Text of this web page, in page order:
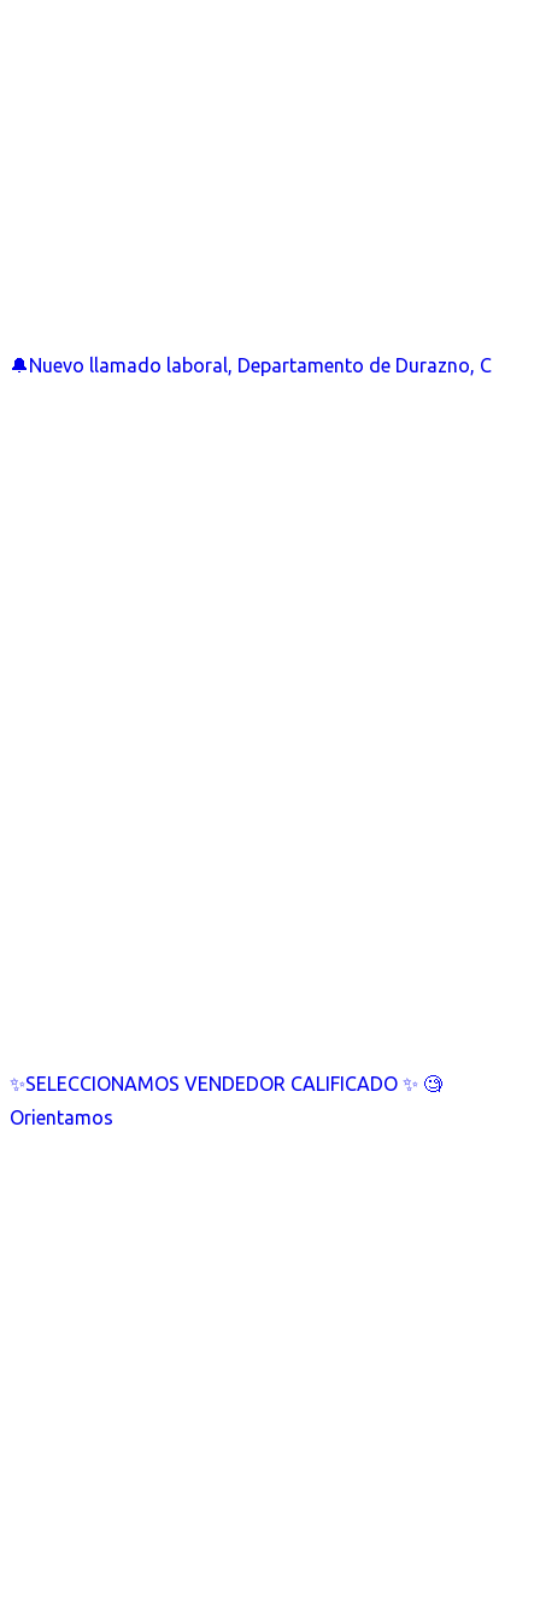
🔔Nuevo llamado laboral, Departamento de Durazno, C
✨SELECCIONAMOS VENDEDOR CALIFICADO ✨ 🧐
Orientamos